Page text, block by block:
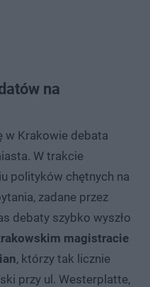
na
w Krakowie debata
W trakcie
polityków chętnych na
zadane przez
debaty szybko wyszło
magistracie
, którzy tak licznie
przy ul. Westerplatte,